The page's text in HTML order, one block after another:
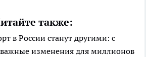
также:
в России станут другими: с
важные изменения для миллионов